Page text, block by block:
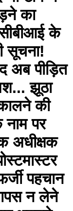
का
के
सूचना!
अब पीड़ित
झूठा
की
पर
अधीक्षक
पहचान
न लेने